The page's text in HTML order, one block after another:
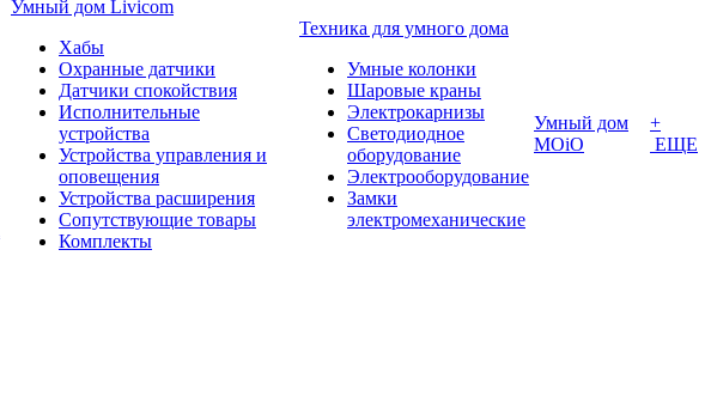
Умный дом Livicom
Хабы
Охранные датчики
Датчики спокойствия
Исполнительные
устройства
Устройства управления и
оповещения
Устройства расширения
Сопутствующие товары
Комплекты
Техника для умного дома
Умные колонки
Шаровые краны
Электрокарнизы
Светодиодное
оборудование
Электрооборудование
Замки
электромеханические
Умный дом
MOiO
+
ЕЩЕ